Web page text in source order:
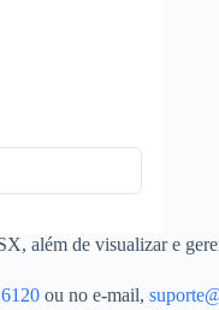
além de visualizar e
ou no e-mail,